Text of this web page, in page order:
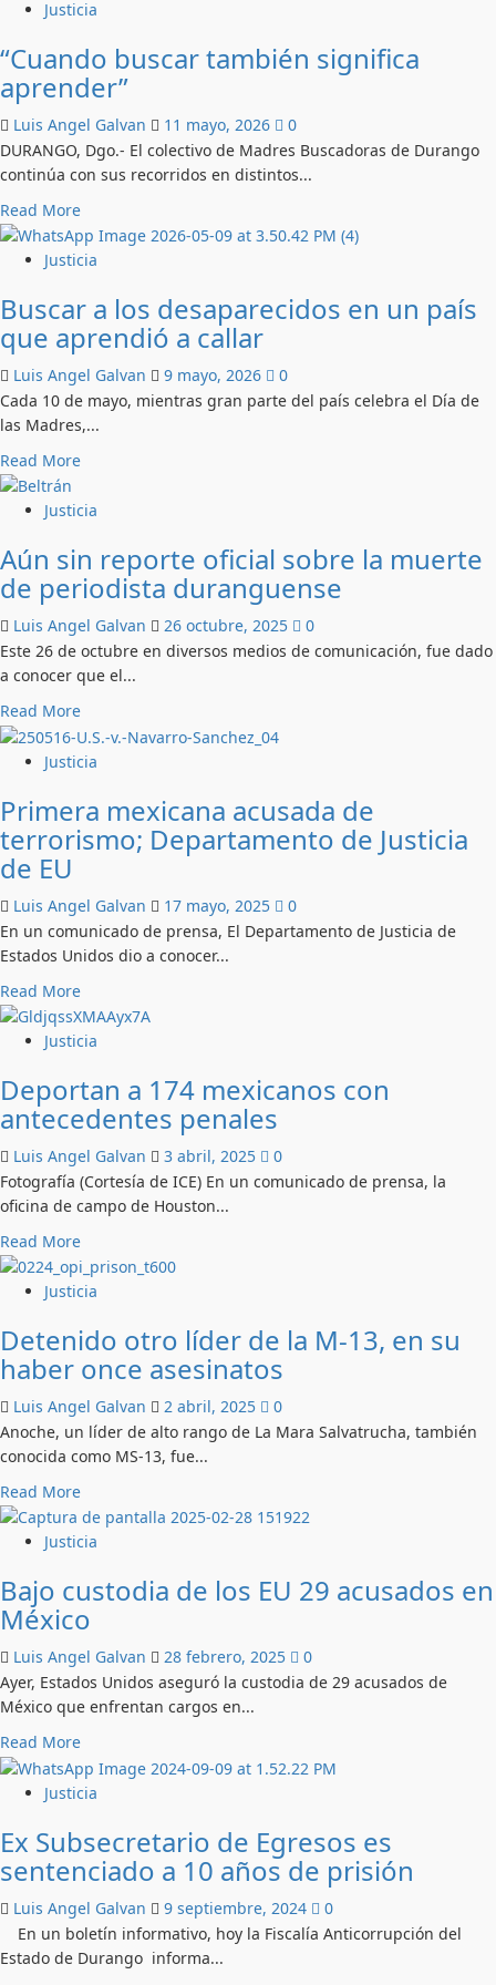
Justicia
“Cuando buscar también significa
aprender”
Luis Angel Galvan 11 mayo, 2026
0
DURANGO, Dgo.- El colectivo de Madres Buscadoras de Durango
continúa con sus recorridos en distintos...
Read MoreRead
more
about
buscar
también
significa
aprender”
Justicia
Buscar a los desaparecidos en un país
que aprendió a callar
Luis Angel Galvan 9 mayo, 2026
0
Cada 10 de mayo, mientras gran parte del país celebra el Día de
las Madres,...
Read MoreRead
about
a
los
desaparecidos
en
un
país
aprendió
a
Justicia
Aún sin reporte oficial sobre la muerte
de periodista duranguense
Luis Angel Galvan 26 octubre, 2025
0
Este 26 de octubre en diversos medios de comunicación, fue dado
a conocer que el...
Read MoreRead
more
about
sin
reporte
oficial
la
muerte
de
Justicia
Primera mexicana acusada de
terrorismo; Departamento de Justicia
de EU
Luis Angel Galvan 17 mayo, 2025
0
En un comunicado de prensa, El Departamento de Justicia de
Estados Unidos dio a conocer...
Read MoreRead
more
about
mexicana
acusada
de
terrorismo;
Departamento
de
de
EU
Justicia
Deportan a 174 mexicanos con
antecedentes penales
Luis Angel Galvan 3 abril, 2025
0
Fotografía (Cortesía de ICE) En un comunicado de prensa, la
oficina de campo de Houston...
Read MoreRead
more
about
a
174
mexicanos
con
antecedentes
penales
Justicia
Detenido otro líder de la M-13, en su
haber once asesinatos
Luis Angel Galvan 2 abril, 2025
0
Anoche, un líder de alto rango de La Mara Salvatrucha, también
conocida como MS-13, fue...
Read MoreRead
more
about
otro
líder
de
la
M-
13,
haber
asesinatos
Justicia
Bajo custodia de los EU 29 acusados en
México
Luis Angel Galvan 28 febrero, 2025
0
Ayer, Estados Unidos aseguró la custodia de 29 acusados ​​de
México que enfrentan cargos en...
Read MoreRead
more
about
custodia
de
los
EU
29
acusados
Justicia
Ex Subsecretario de Egresos es
sentenciado a 10 años de prisión
Luis Angel Galvan 9 septiembre, 2024
0
En un boletín informativo, hoy la Fiscalía Anticorrupción del
Estado de Durango informa...